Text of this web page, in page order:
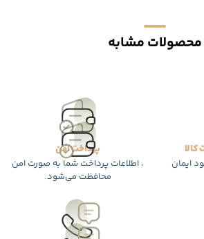
محصولات مشابه
ایمان
پرداخت امن
، اطلاعات پرداخت شما به صورت امن
محافظت می‌شود.